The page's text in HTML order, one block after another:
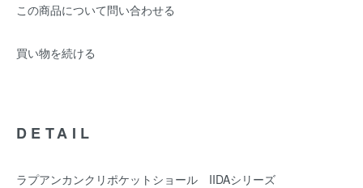
この商品について問い合わせる
買い物を続ける
DETAIL
ラプアンカンクリポケットショール IIDAシリーズ